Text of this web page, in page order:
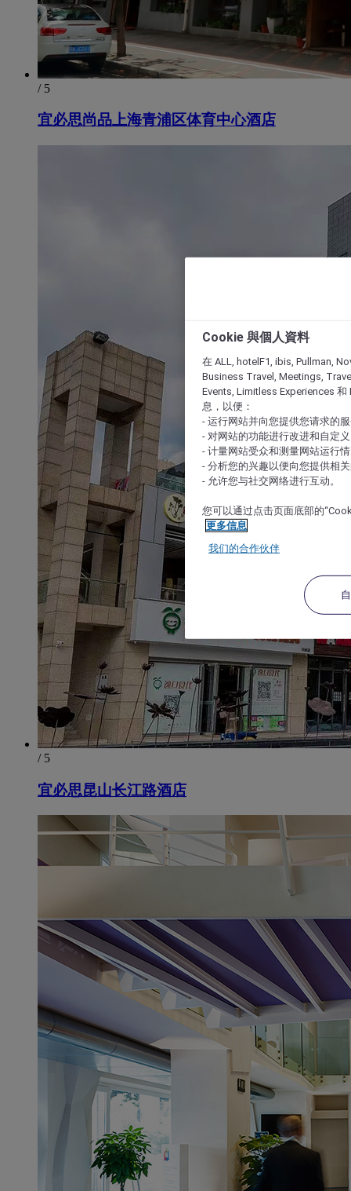
/ 5
宜必思尚品上海青浦区体育中心酒店
/ 5
宜必思昆山长江路酒店
Cookie 與個人資料
在 ALL, hotelF1, ibis, Pullman,
Business Travel, Meetings,
Events, Limitless Experiences 和
息，以便：
- 运行网站并向您提供您请求的
- 对网站的功能进行改进和自定义
- 计量网站受众和测量网站运行
- 分析您的兴趣以便向您提供相
- 允许您与社交网络进行互动。
您可以通过点击页面底部的
更多信息
我们的合作伙伴